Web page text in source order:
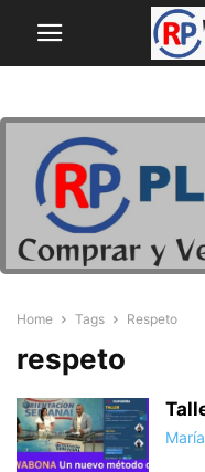
Home Tags Respeto
respeto